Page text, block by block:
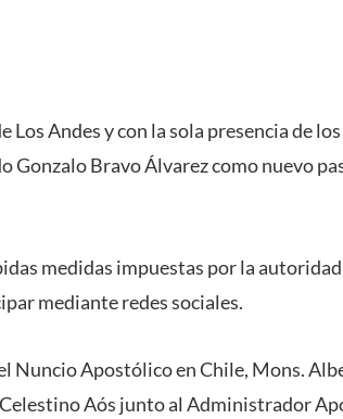
Los Andes y con la sola presencia de
Gonzalo Bravo Álvarez como nuevo
medidas impuestas por la
mediante redes sociales.
Nuncio Apostólico en Chile, Mons.
Aós junto al Administrador